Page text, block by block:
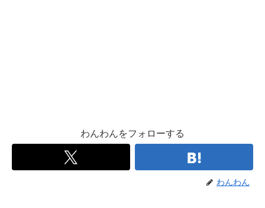
わんわんをフォローする
わんわん